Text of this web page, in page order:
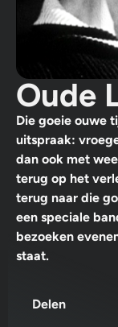
Oude
Die goeie ouwe
uitspraak:
dan ook met
terug op het
terug naar die
een speciale
bezoeken
staat.
Delen